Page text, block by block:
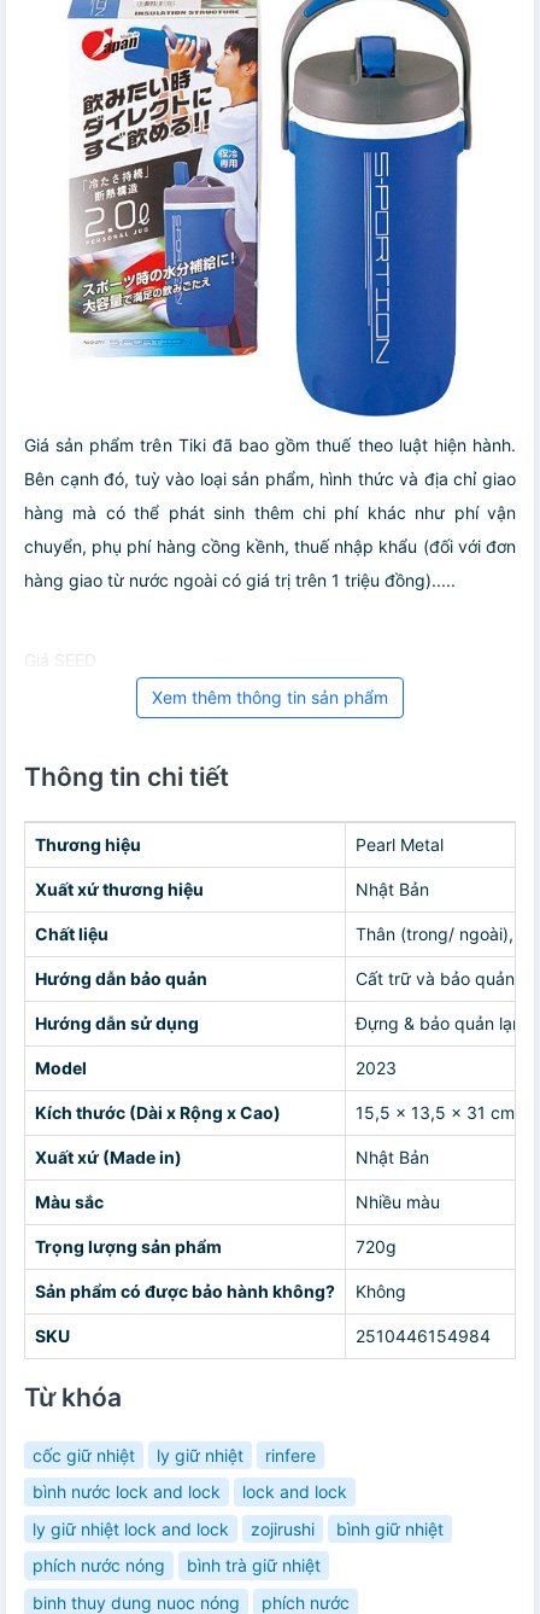
Giá sản phẩm trên Tiki đã bao gồm thuế theo luật hiện hành.
Bên cạnh đó, tuỳ vào loại sản phẩm, hình thức và địa chỉ giao
hàng mà có thể phát sinh thêm chi phí khác như phí vận
chuyển, phụ phí hàng cồng kềnh, thuế nhập khẩu (đối với đơn
hàng giao từ nước ngoài có giá trị trên 1 triệu đồng).....
Giá SEED
Xem thêm thông tin sản phẩm
Thông tin chi tiết
Thương hiệu Pearl Metal
Xuất xứ thương hiệu Nhật Bản
Chất liệu Thân (trong/ ngoài),
Hướng dẫn bảo quản Cất trữ và bảo quản ở
Hướng dẫn sử dụng Đựng & bảo quản lạnh
Model 2023
Kích thước (Dài x Rộng x Cao) 15,5 x 13,5 x 31 cm;
Xuất xứ (Made in) Nhật Bản
Màu sắc Nhiều màu
Trọng lượng sản phẩm 720g
Sản phẩm có được bảo hành không? Không
SKU 2510446154984
Từ khóa
cốc giữ nhiệt ly giữ nhiệt
rinfere
bình nước lock and lock
lock and lock
ly giữ nhiệt lock and lock
zojirushi
bình giữ nhiệt
phích nước nóng
bình trà giữ nhiệt
binh thuy dung nuoc nóng
phích nước